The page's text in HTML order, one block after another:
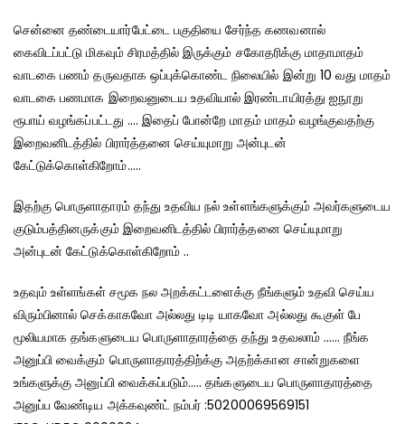
சென்னை தண்டையார்பேட்டை பகுதியை சேர்ந்த கணவனால்
கைவிடப்பட்டு மிகவும் சிரமத்தில் இருக்கும் சகோதரிக்கு மாதாமாதம்
வாடகை பணம் தருவதாக ஒப்புக்கொண்ட நிலையில் இன்று 10 வது மாதம்
வாடகை பணமாக இறைவனுடைய உதவியால் இரண்டாயிரத்து ஐநூறு
ரூபாய் வழங்கப்பட்டது …. இதைப் போன்றே மாதம் மாதம் வழங்குவதற்கு
இறைவனிடத்தில் பிரார்த்தனை செய்யுமாறு அன்புடன்
கேட்டுக்கொள்கிறோம்…..
இதற்கு பொருளாதாரம் தந்து உதவிய நல் உள்ளங்களுக்கும் அவர்களுடைய
குடும்பத்தினருக்கும் இறைவனிடத்தில் பிரார்த்தனை செய்யுமாறு
அன்புடன் கேட்டுக்கொள்கிறோம் ..
உதவும் உள்ளங்கள் சமூக நல அறக்கட்டளைக்கு நீங்களும் உதவி செய்ய
விரும்பினால் செக்காகவோ அல்லது டிடி யாகவோ அல்லது கூகுள் பே
மூலியமாக தங்களுடைய பொருளாதாரத்தை தந்து உதவலாம் …… நீங்க
அனுப்பி வைக்கும் பொருளாதாரத்திற்க்கு அதற்க்கான சான்றுகளை
உங்களுக்கு அனுப்பி வைக்கப்படும்….. தங்களுடைய பொருளாதாரத்தை
அனுப்ப வேண்டிய அக்கவுண்ட் நம்பர் :50200069569151